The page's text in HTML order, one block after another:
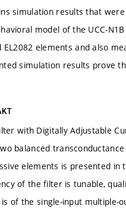
simulation results that
model of the UCC-
EL2082 elements and also
simulation results prove
with Digitally Adjustable
balanced
elements is presented in
of the filter is tunable,
of the single-input multiple-